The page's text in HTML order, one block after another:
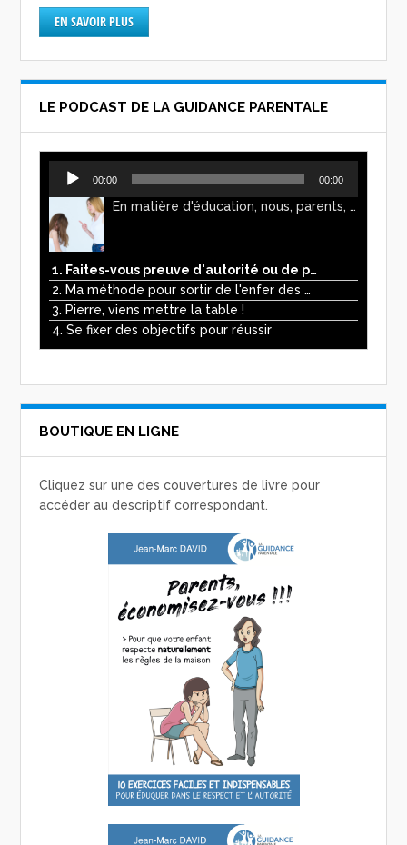
EN SAVOIR PLUS
LE PODCAST DE LA GUIDANCE PARENTALE
Lecteur
audio
00:00 00:00
En matière d'éducation, nous, parents, avons l'impression de faire preuve d'autorité. Mais n'est-ce pas, parfois, plutôt un jeu de pouvoir ? Ce podcast vous permettra d'y voir plus clair !
1. Faites-vous preuve d'autorité ou de pouvoir avec vos enfants ?
2. Ma méthode pour sortir de l'enfer des écrans
3. Pierre, viens mettre la table !
4. Se fixer des objectifs pour réussir
BOUTIQUE EN LIGNE
Cliquez sur une des couvertures de livre pour
accéder au descriptif correspondant.